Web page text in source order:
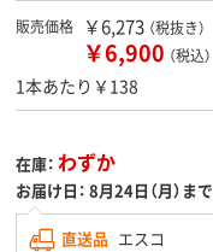
販売価格 ￥6,273 （税抜き）
￥6,900 （税込）
1本あたり￥138
在庫： わずか
お届け日： 8月24日（月）まで
直送品 エスコ